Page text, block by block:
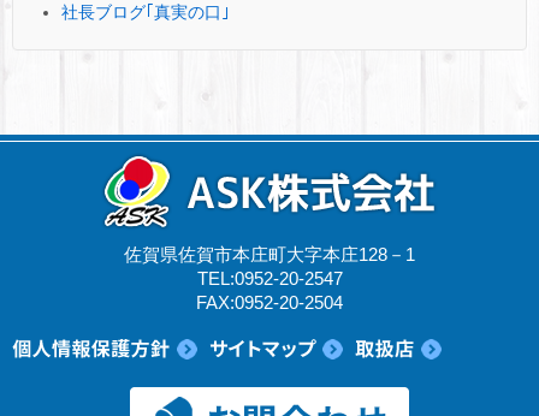
社長ブログ｢真実の口｣
佐賀県佐賀市本庄町大字本庄128－1
TEL:0952-20-2547
FAX:0952-20-2504